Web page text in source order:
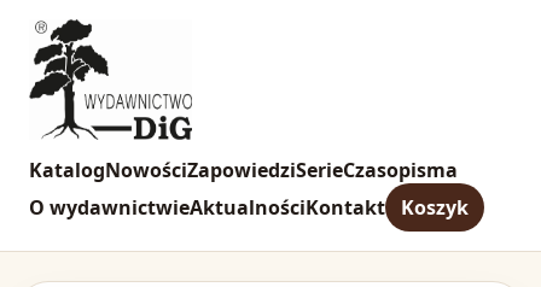
KatalogNowościZapowiedziSerieCzasopisma
O wydawnictwieAktualnościKontakt Koszyk